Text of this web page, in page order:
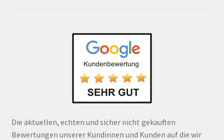
Die aktuellen, echten und sicher nicht gekauften
Bewertungen unserer Kundinnen und Kunden auf die wir